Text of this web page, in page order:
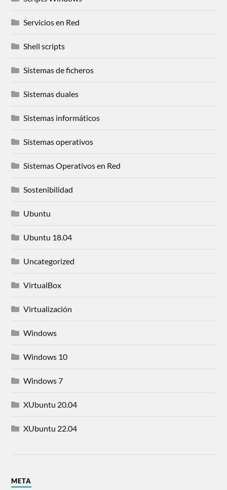
Servicios en Red
Shell scripts
Sistemas de ficheros
Sistemas duales
Sistemas informáticos
Sistemas operativos
Sistemas Operativos en Red
Sostenibilidad
Ubuntu
Ubuntu 18.04
Uncategorized
VirtualBox
Virtualización
Windows
Windows 10
Windows 7
XUbuntu 20.04
XUbuntu 22.04
META